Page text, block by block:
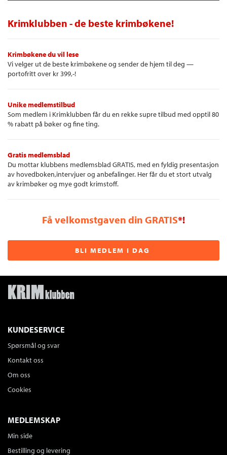
Krimklubben - de beste krimbøkene!
Krimbøkene du vil lese
Vi velger ut de beste krimbøkene og sender de hjem til deg —
portofritt over kr 399,-!
Unike medlemstilbud
Som medlem i Krimklubben får du en rekke supre tilbud med opptil 80
% rabatt på bøker og fine ting.
Gratis medlemsblad
Du mottar klubbens medlemsblad GRATIS, med en fyldig presentasjon
av hovedboken,intervjuer og anbefalinger. Her får du et stort utvalg
av krimbøker og mye godt krimstoff.
Få velkomstgaven din GRATIS*!
BLI MEDLEM I DAG
KUNDESERVICE
Spørsmål og svar
Kontakt oss
Om oss
Cookies
MEDLEMSKAP
Min side
Bestilling og levering